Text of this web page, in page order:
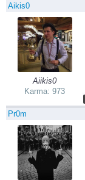
Aikis0
Aiikis0
Karma: 973
Pr0m